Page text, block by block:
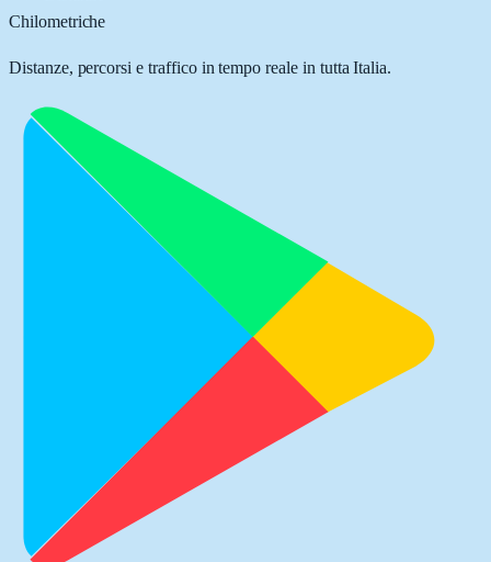
Chilometriche
Distanze, percorsi e traffico in tempo reale in tutta Italia.